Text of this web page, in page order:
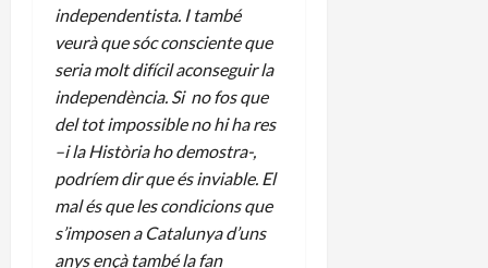
independentista. I també
veurà que sóc consciente que
seria molt difícil aconseguir la
independència. Si no fos que
del tot impossible no hi ha res
–i la Història ho demostra-,
podríem dir que és inviable. El
mal és que les condicions que
s’imposen a Catalunya d’uns
anys ençà també la fan